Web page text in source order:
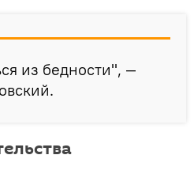
из бедности", —